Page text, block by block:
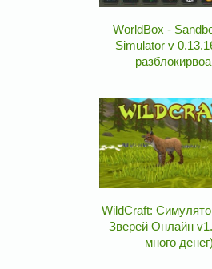
WorldBox -
Simulator v
WildCraft:
Зверей Онлайн
много денег)